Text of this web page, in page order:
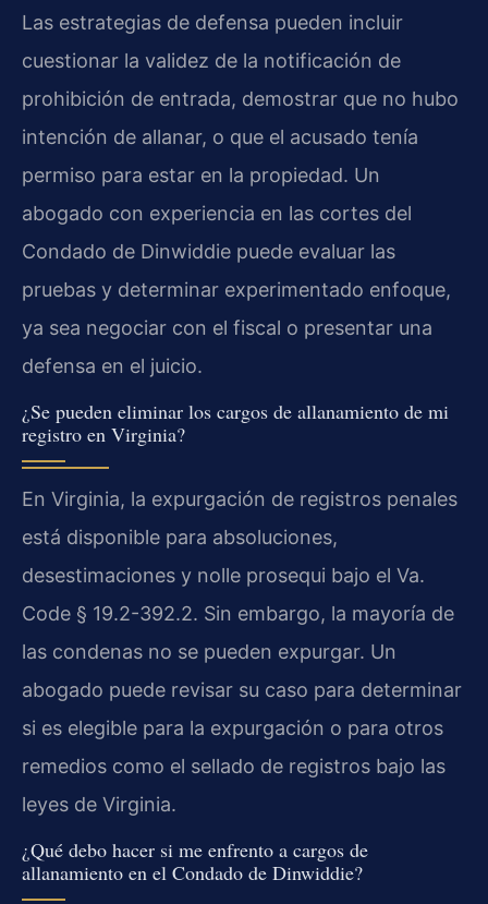
Las estrategias de defensa pueden incluir
cuestionar la validez de la notificación de
prohibición de entrada, demostrar que no hubo
intención de allanar, o que el acusado tenía
permiso para estar en la propiedad. Un
abogado con experiencia en las cortes del
Condado de Dinwiddie puede evaluar las
pruebas y determinar experimentado enfoque,
ya sea negociar con el fiscal o presentar una
defensa en el juicio.
¿Se pueden eliminar los cargos de allanamiento de mi
registro en Virginia?
En Virginia, la expurgación de registros penales
está disponible para absoluciones,
desestimaciones y nolle prosequi bajo el Va.
Code § 19.2-392.2. Sin embargo, la mayoría de
las condenas no se pueden expurgar. Un
abogado puede revisar su caso para determinar
si es elegible para la expurgación o para otros
remedios como el sellado de registros bajo las
leyes de Virginia.
¿Qué debo hacer si me enfrento a cargos de
allanamiento en el Condado de Dinwiddie?